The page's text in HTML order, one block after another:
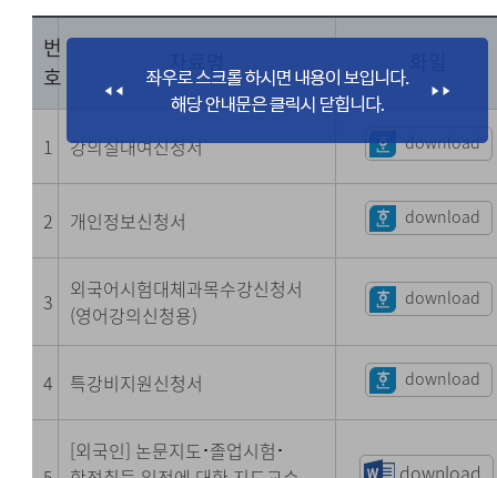
번
호
1 강의실대여신청서 download
2 개인정보신청서 download
3
외국어시험대체과목수강신청서
(영어강의신청용)
download
4 특강비지원신청서 download
[외국인] 논문지도·졸업시험·
download